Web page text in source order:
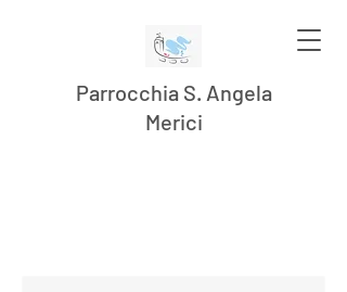
Parrocchia S. Angela
Merici